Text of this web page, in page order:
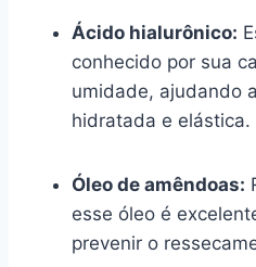
Ácido hialurônico:
conhecido por sua
umidade, ajudando
hidratada e elástica.
Óleo de amêndoas:
esse óleo é
prevenir o